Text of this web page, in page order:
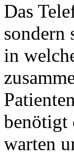
Das
sondern
in
benötigt
warten